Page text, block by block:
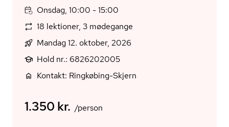
Onsdag, 10:00 - 15:00
18 lektioner, 3 mødegange
Mandag 12. oktober, 2026
Hold nr.: 6826202005
Kontakt: Ringkøbing-Skjern
1.350 kr. /person